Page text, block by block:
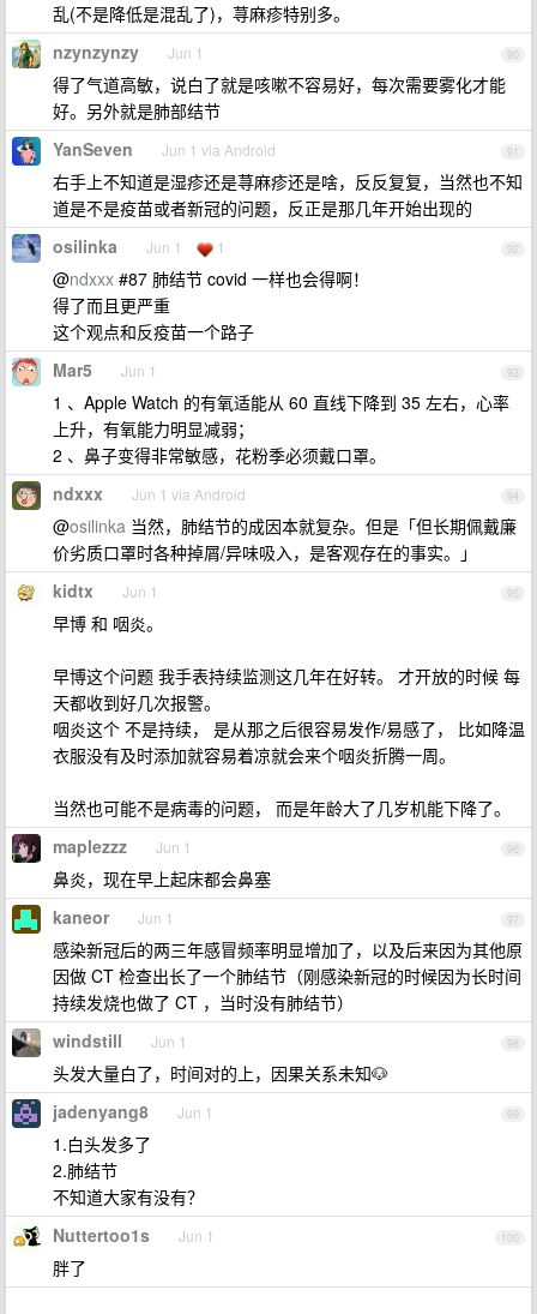
乱(不是降低是混乱了)，荨麻疹特别多。
90
nzynzynzy Jun 1
得了气道高敏，说白了就是咳嗽不容易好，每次需要雾化才能
好。另外就是肺部结节
91
YanSeven Jun 1 via Android
右手上不知道是湿疹还是荨麻疹还是啥，反反复复，当然也不知
道是不是疫苗或者新冠的问题，反正是那几年开始出现的
92
osilinka Jun 1 1
@ndxxx #87 肺结节 covid 一样也会得啊！
得了而且更严重
这个观点和反疫苗一个路子
93
Mar5 Jun 1
1 、Apple Watch 的有氧适能从 60 直线下降到 35 左右，心率
上升，有氧能力明显减弱；
2 、鼻子变得非常敏感，花粉季必须戴口罩。
94
ndxxx Jun 1 via Android
@osilinka 当然，肺结节的成因本就复杂。但是「但长期佩戴廉
价劣质口罩时各种掉屑/异味吸入，是客观存在的事实。」
95
kidtx Jun 1
早博 和 咽炎。
早博这个问题 我手表持续监测这几年在好转。 才开放的时候 每
天都收到好几次报警。
咽炎这个 不是持续， 是从那之后很容易发作/易感了， 比如降温
衣服没有及时添加就容易着凉就会来个咽炎折腾一周。
当然也可能不是病毒的问题， 而是年龄大了几岁机能下降了。
96
maplezzz Jun 1
鼻炎，现在早上起床都会鼻塞
97
kaneor Jun 1
感染新冠后的两三年感冒频率明显增加了，以及后来因为其他原
因做 CT 检查出长了一个肺结节（刚感染新冠的时候因为长时间
持续发烧也做了 CT ，当时没有肺结节）
98
windstill Jun 1
头发大量白了，时间对的上，因果关系未知🐶
99
jadenyang8 Jun 1
1.白头发多了
2.肺结节
不知道大家有没有？
100
Nuttertoo1s Jun 1
胖了